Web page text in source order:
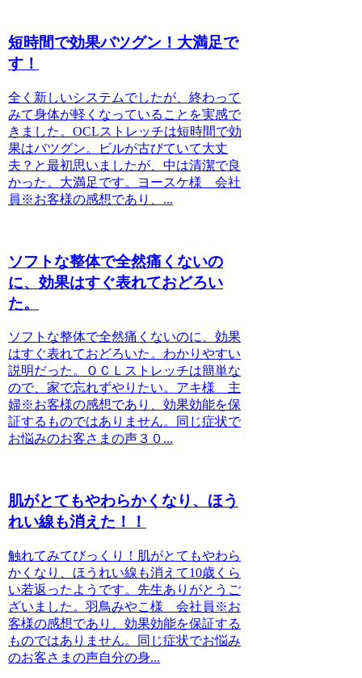
短時間で効果バツグン！大満足で
す！
全く新しいシステムでしたが、終わって
みて身体が軽くなっていることを実感で
きました。OCLストレッチは短時間で効
果はバツグン。ビルが古びていて大丈
夫？と最初思いましたが、中は清潔で良
かった。大満足です。ヨースケ様 会社
員※お客様の感想であり、...
ソフトな整体で全然痛くないの
に、効果はすぐ表れておどろい
た。
ソフトな整体で全然痛くないのに、効果
はすぐ表れておどろいた。わかりやすい
説明だった。ＯＣＬストレッチは簡単な
ので、家で忘れずやりたい。アキ様 主
婦※お客様の感想であり、効果効能を保
証するものではありません。同じ症状で
お悩みのお客さまの声３０...
肌がとてもやわらかくなり、ほう
れい線も消えた！！
触れてみてびっくり！肌がとてもやわら
かくなり、ほうれい線も消えて10歳くら
い若返ったようです。先生ありがとうご
ざいました。羽鳥みやこ様 会社員※お
客様の感想であり、効果効能を保証する
ものではありません。同じ症状でお悩み
のお客さまの声自分の身...